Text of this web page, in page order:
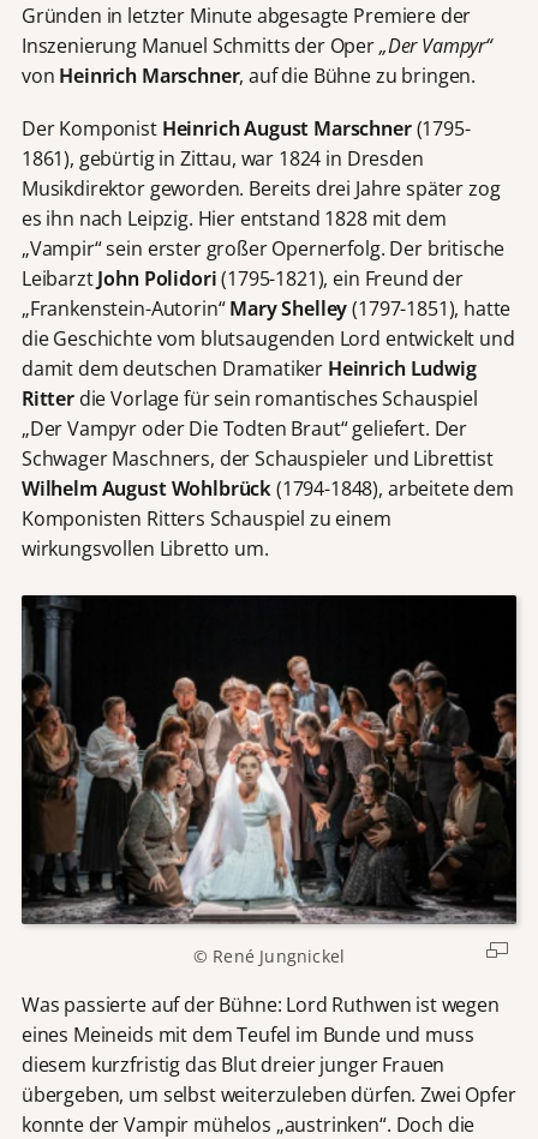
Gründen in letzter Minute abgesagte Premiere der
Inszenierung Manuel Schmitts der Oper„Der Vampyr“
von Heinrich Marschner, auf die Bühne zu bringen.
Der Komponist Heinrich August Marschner(1795-
1861), gebürtig in Zittau, war 1824 in Dresden
Musikdirektor geworden. Bereits drei Jahre später zog
es ihn nach Leipzig. Hier entstand 1828 mit dem
„Vampir“ sein erster großer Opernerfolg. Der britische
LeibarztJohn Polidori(1795-1821), ein Freund der
„Frankenstein-Autorin“Mary Shelley(1797-1851), hatte
die Geschichte vom blutsaugenden Lord entwickelt und
damit dem deutschen Dramatiker Heinrich Ludwig
Ritterdie Vorlage für sein romantisches Schauspiel
„Der Vampyr oder Die Todten Braut“ geliefert. Der
Schwager Maschners, der Schauspieler und Librettist
Wilhelm August Wohlbrück(1794-1848), arbeitete dem
Komponisten Ritters Schauspiel zu einem
wirkungsvollen Libretto um.
© René Jungnickel
Was passierte auf der Bühne: Lord Ruthwen ist wegen
eines Meineids mit dem Teufel im Bunde und muss
diesem kurzfristig das Blut dreier junger Frauen
übergeben, um selbst weiterzuleben dürfen. Zwei Opfer
konnte der Vampir mühelos „austrinken“. Doch die